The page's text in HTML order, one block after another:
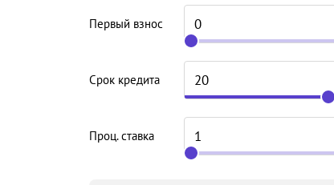
Первый взнос
Срок кредита
Проц. ставка